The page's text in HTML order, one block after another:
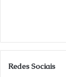
Redes Sociais